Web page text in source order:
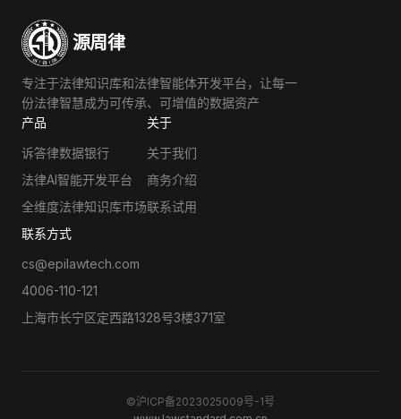
源周律
专注于法律知识库和法律智能体开发平台，让每一
份法律智慧成为可传承、可增值的数据资产
产品
诉答律数据银行
法律AI智能开发平台
全维度法律知识库市场
关于
关于我们
商务介绍
联系试用
联系方式
cs@epilawtech.com
4006-110-121
上海市长宁区定西路1328号3楼371室
©沪ICP备2023025009号-1号